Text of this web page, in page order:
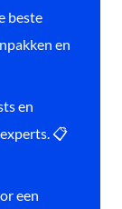
beste
en
en
📋
een